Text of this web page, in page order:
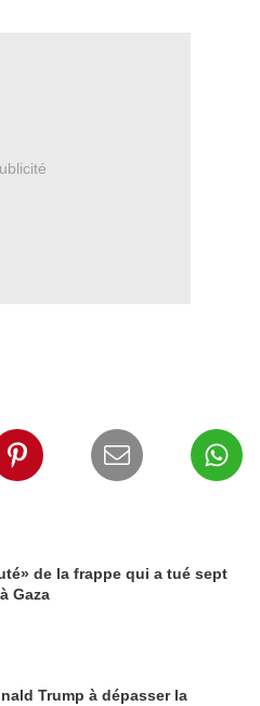
de la frappe qui a tué sept
Gaza
Trump à dépasser la